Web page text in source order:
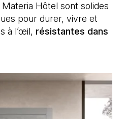
Hôtel sont solides
pour durer, vivre et
à l’œil, résistantes dans